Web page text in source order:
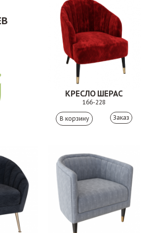
КРЕСЛО ШЕРАС
166-228
Заказ